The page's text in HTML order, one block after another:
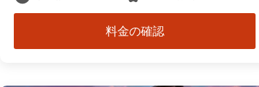
料金の確認